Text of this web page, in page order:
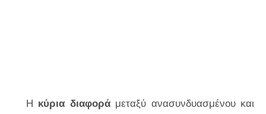
Η κύρια διαφοράμεταξύ ανασυνδυασμένου και